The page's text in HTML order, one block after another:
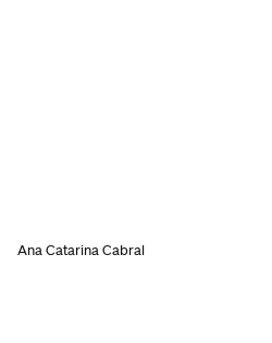
Ana Catarina Cabral